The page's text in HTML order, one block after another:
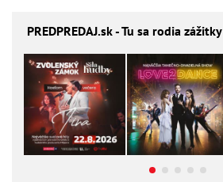
PREDPREDAJ.sk - Tu sa rodia zážitky